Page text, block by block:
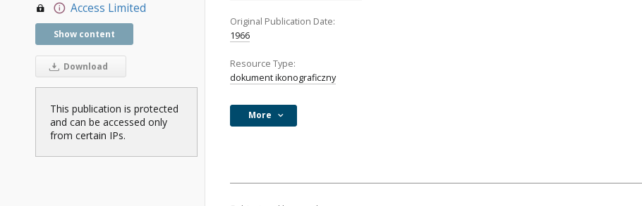
Access Limited
Show content
Download
This publication is protected
and can be accessed only
from certain IPs.
Original Publication Date:
1966
Resource Type:
dokument ikonograficzny
More